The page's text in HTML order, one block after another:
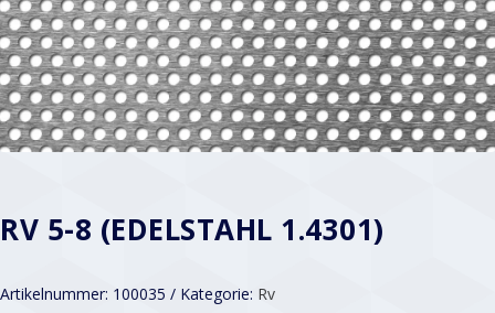
RV 5-8 (EDELSTAHL 1.4301)
Artikelnummer: 100035 Kategorie: Rv